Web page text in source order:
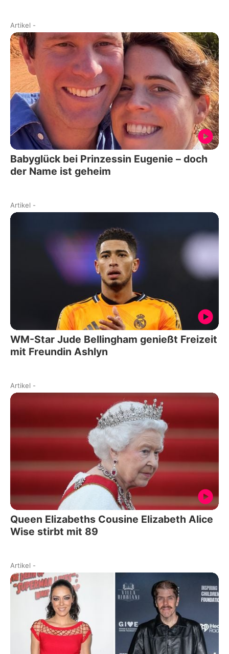
Artikel -
Babyglück bei Prinzessin Eugenie – doch
der Name ist geheim
Artikel -
WM-Star Jude Bellingham genießt Freizeit
mit Freundin Ashlyn
Artikel -
Queen Elizabeths Cousine Elizabeth Alice
Wise stirbt mit 89
Artikel -